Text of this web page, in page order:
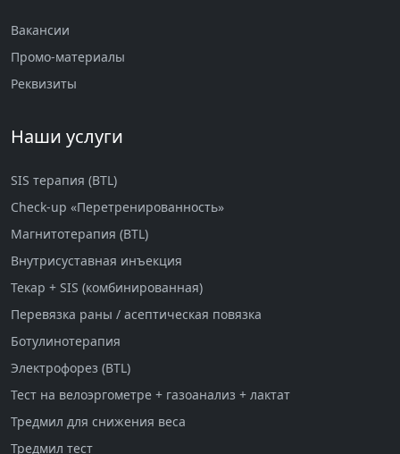
Вакансии
Промо-материалы
Реквизиты
Наши услуги
SIS терапия (BTL)
Check-up «Перетренированность»
Магнитотерапия (BTL)
Внутрисуставная инъекция
Текар + SIS (комбинированная)
Перевязка раны / асептическая повязка
Ботулинотерапия
Электрофорез (BTL)
Тест на велоэргометре + газоанализ + лактат
Тредмил для снижения веса
Тредмил тест